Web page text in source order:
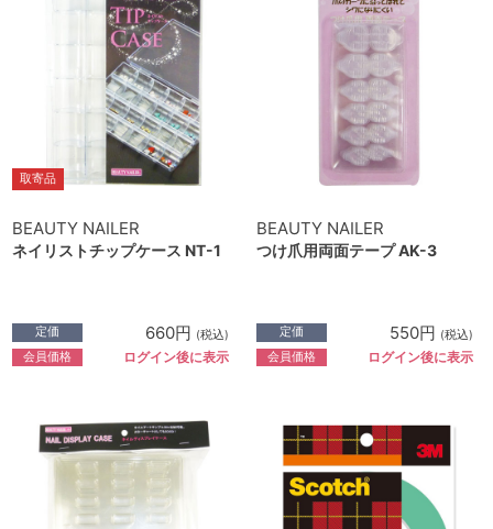
取寄品
BEAUTY NAILER
ネイリストチップケース NT-1
定価 660円 (税込)
会員価格 ログイン後に表示
BEAUTY NAILER
つけ爪用両面テープ AK-3
定価 550円 (税込)
会員価格 ログイン後に表示